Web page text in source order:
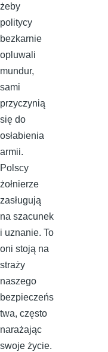
żeby
politycy
bezkarnie
opluwali
mundur,
sami
przyczynią
się do
osłabienia
armii.
Polscy
żołnierze
zasługują
na szacunek
i uznanie. To
oni stoją na
straży
naszego
bezpieczeńs
twa, często
narażając
swoje życie.